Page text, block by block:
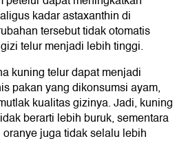
kadar astaxanthin di
tersebut tidak otomatis
telur menjadi lebih tinggi.
kuning telur dapat menjadi
pakan yang dikonsumsi ayam,
kualitas gizinya. Jadi, kuning
berarti lebih buruk, sementara
juga tidak selalu lebih